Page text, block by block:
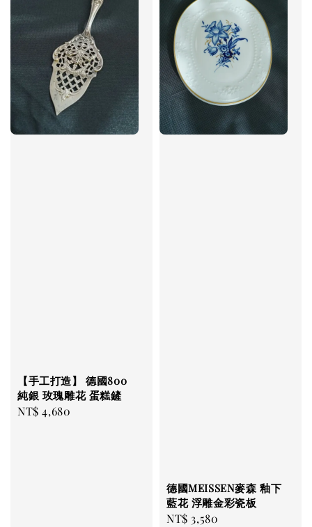
【手工打造】 德國800
純銀 玫瑰雕花 蛋糕鏟
Regular
NT$ 4,680
德國MEISSEN麥森 釉下
藍花 浮雕金彩瓷板
Regular
NT$ 3,580